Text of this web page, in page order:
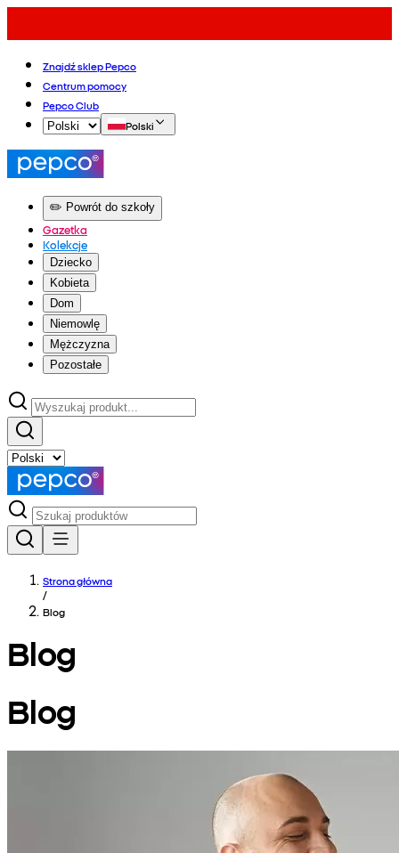
Znajdź sklep Pepco
Centrum pomocy
Pepco Club
Polski
✏️ Powrót do szkoły
Gazetka
Kolekcje
Dziecko
Kobieta
Dom
Niemowlę
Mężczyzna
Pozostałe
Strona główna
/
Blog
Blog
Blog